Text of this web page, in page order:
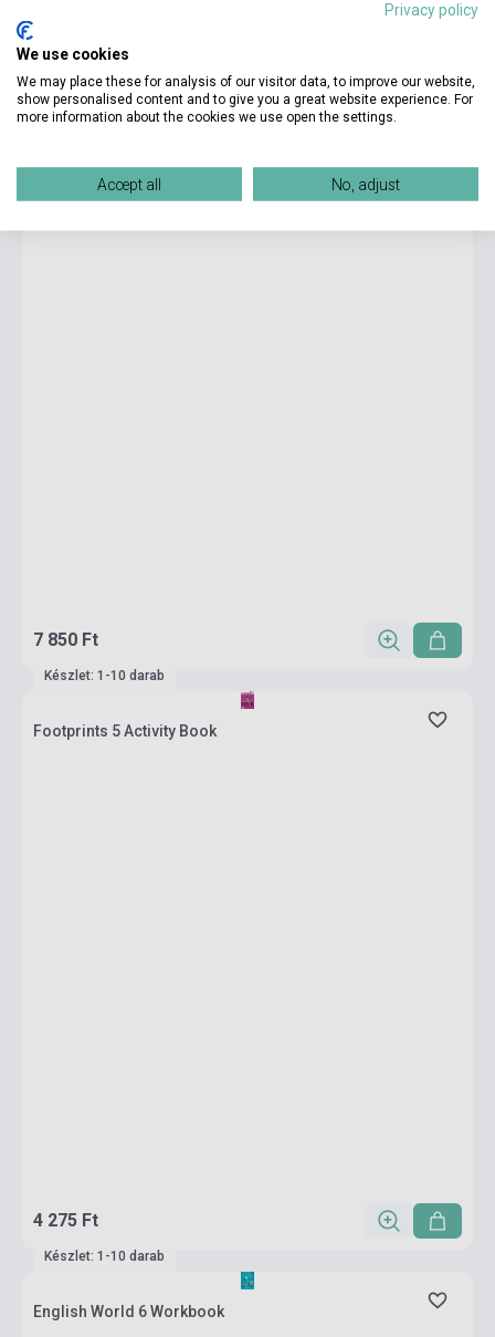
6 825 Ft
Készlet: 1-10 darab
ROM and Stories and Songs Audio CD
7 850 Ft
Készlet: 1-10 darab
Footprints 5 Activity Book
4 275 Ft
Készlet: 1-10 darab
English World 6 Workbook
Privacy policy
We use cookies
We may place these for analysis of our visitor data, to improve our website,
show personalised content and to give you a great website experience. For
more information about the cookies we use open the settings.
Accept all No, adjust